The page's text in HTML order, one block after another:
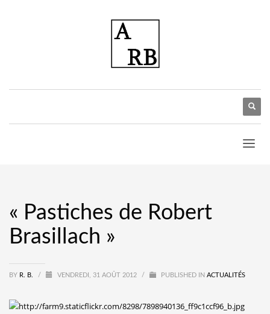
« Pastiches de Robert
Brasillach »
BY R. B. / VENDREDI, 31 AOÛT 2012 / PUBLISHED IN ACTUALITÉS